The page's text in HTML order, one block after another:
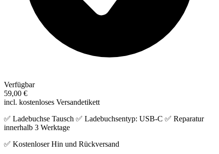
Verfügbar
59,00 €
incl. kostenloses Versandetikett
✅ Ladebuchse Tausch ✅ Ladebuchsentyp: USB-C ✅ Reparatur
innerhalb 3 Werktage
✅ Kostenloser Hin und Rückversand